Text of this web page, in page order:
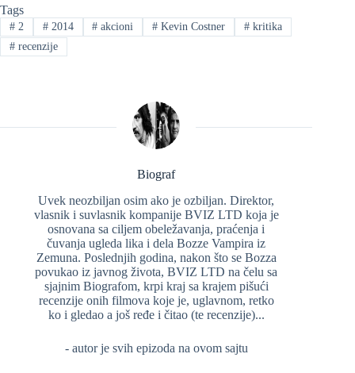
Tags
#2 #2014 # akcioni # Kevin Costner # kritika
#recenzije
Biograf
Uvek neozbiljan osim ako je ozbiljan. Direktor,
vlasnik i suvlasnik kompanije BVIZ LTD koja je
osnovana sa ciljem obeležavanja, praćenja i
čuvanja ugleda lika i dela Bozze Vampira iz
Zemuna. Poslednjih godina, nakon što se Bozza
povukao iz javnog života, BVIZ LTD na čelu sa
sjajnim Biografom, krpi kraj sa krajem pišući
recenzije onih filmova koje je, uglavnom, retko
ko i gledao a još ređe i čitao (te recenzije)...
- autor je svih epizoda na ovom sajtu